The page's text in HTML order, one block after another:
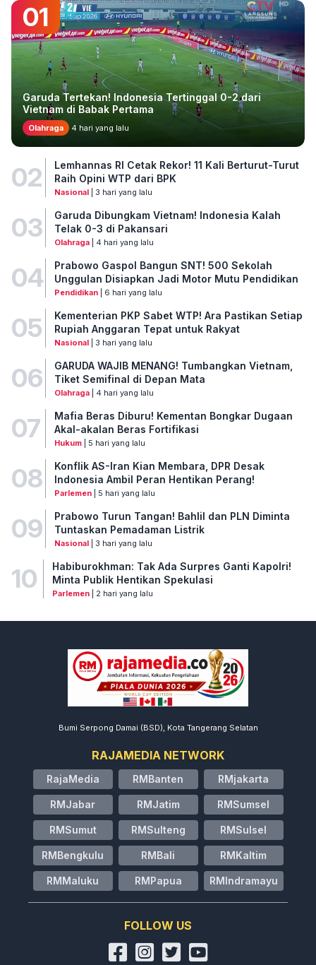
01
Garuda Tertekan! Indonesia Tertinggal 0-2 dari
Vietnam di Babak Pertama
Olahraga 4 hari yang lalu
02
Lemhannas RI Cetak Rekor! 11 Kali Berturut-Turut
Raih Opini WTP dari BPK
Nasional| 3 hari yang lalu
03
Garuda Dibungkam Vietnam! Indonesia Kalah
Telak 0-3 di Pakansari
Olahraga| 4 hari yang lalu
04
Prabowo Gaspol Bangun SNT! 500 Sekolah
Unggulan Disiapkan Jadi Motor Mutu Pendidikan
Pendidikan| 6 hari yang lalu
05
Kementerian PKP Sabet WTP! Ara Pastikan Setiap
Rupiah Anggaran Tepat untuk Rakyat
Nasional| 3 hari yang lalu
06
GARUDA WAJIB MENANG! Tumbangkan Vietnam,
Tiket Semifinal di Depan Mata
Olahraga| 4 hari yang lalu
07
Mafia Beras Diburu! Kementan Bongkar Dugaan
Akal-akalan Beras Fortifikasi
Hukum| 5 hari yang lalu
08
Konflik AS-Iran Kian Membara, DPR Desak
Indonesia Ambil Peran Hentikan Perang!
Parlemen| 5 hari yang lalu
09
Prabowo Turun Tangan! Bahlil dan PLN Diminta
Tuntaskan Pemadaman Listrik
Nasional| 3 hari yang lalu
10
Habiburokhman: Tak Ada Surpres Ganti Kapolri!
Minta Publik Hentikan Spekulasi
Parlemen| 2 hari yang lalu
Bumi Serpong Damai (BSD), Kota Tangerang Selatan
RAJAMEDIA NETWORK
RajaMedia RMBanten RMjakarta
RMJabar RMJatim RMSumsel
RMSumut RMSulteng RMSulsel
RMBengkulu RMBali RMKaltim
RMMaluku RMPapua RMIndramayu
FOLLOW US